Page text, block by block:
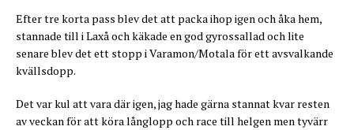
Efter tre korta pass blev det att packa ihop igen och åka hem,
stannade till i Laxå och käkade en god gyrossallad och lite
senare blev det ett stopp i Varamon/Motala för ett avsvalkande
kvällsdopp.
Det var kul att vara där igen, jag hade gärna stannat kvar resten
av veckan för att köra långlopp och race till helgen men tyvärr